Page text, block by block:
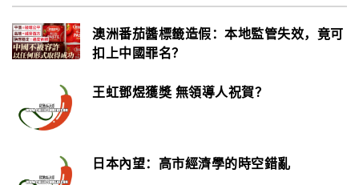
澳洲番茄醬標籤造假：本地監管失效，竟可
扣上中國罪名？
王虹鄧煜獲獎 無領導人祝賀？
日本內望：高市經濟學的時空錯亂